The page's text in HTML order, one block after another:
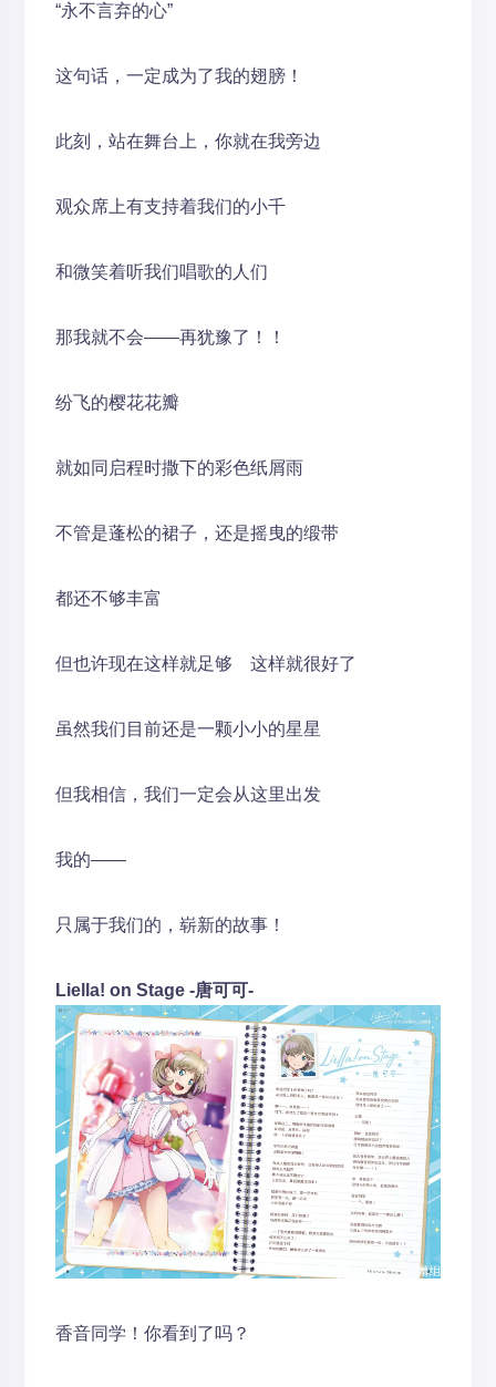
“永不言弃的心”
这句话，一定成为了我的翅膀！
此刻，站在舞台上，你就在我旁边
观众席上有支持着我们的小千
和微笑着听我们唱歌的人们
那我就不会——再犹豫了！！
纷飞的樱花花瓣
就如同启程时撒下的彩色纸屑雨
不管是蓬松的裙子，还是摇曳的缎带
都还不够丰富
但也许现在这样就足够 这样就很好了
虽然我们目前还是一颗小小的星星
但我相信，我们一定会从这里出发
我的——
只属于我们的，崭新的故事！
Liella! on Stage -唐可可-
香音同学！你看到了吗？